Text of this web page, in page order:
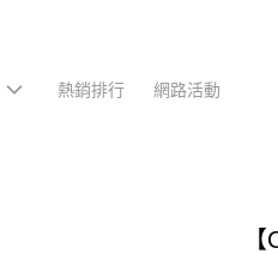
熱銷排行 網路活動